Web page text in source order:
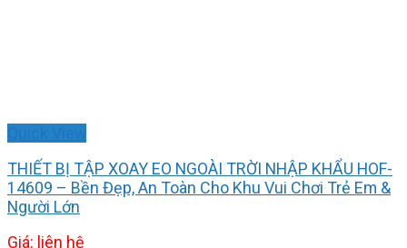
THIẾT BỊ TẬP XOAY EO NGOÀI TRỜI NHẬP KHẨU HOF-
14609 – Bền Đẹp, An Toàn Cho Khu Vui Chơi Trẻ Em &
Người Lớn
Giá: liên hệ